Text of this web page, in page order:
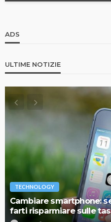
ADS
ULTIME NOTIZIE
TECHNOLOGY
Cambiare smartphone:
farti risparmiare sulle